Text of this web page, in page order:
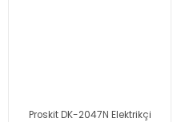
Proskit DK-2047N Elektrikçi